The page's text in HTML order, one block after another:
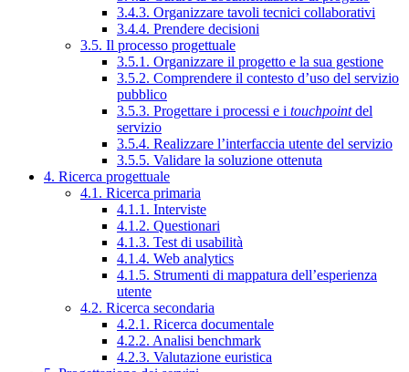
3.4.3. Organizzare tavoli tecnici collaborativi
3.4.4. Prendere decisioni
3.5. Il processo progettuale
3.5.1. Organizzare il progetto e la sua gestione
3.5.2. Comprendere il contesto d’uso del servizio
pubblico
3.5.3. Progettare i processi e i touchpointdel
servizio
3.5.4. Realizzare l’interfaccia utente del servizio
3.5.5. Validare la soluzione ottenuta
4. Ricerca progettuale
4.1. Ricerca primaria
4.1.1. Interviste
4.1.2. Questionari
4.1.3. Test di usabilità
4.1.4. Web analytics
4.1.5. Strumenti di mappatura dell’esperienza
utente
4.2. Ricerca secondaria
4.2.1. Ricerca documentale
4.2.2. Analisi benchmark
4.2.3. Valutazione euristica